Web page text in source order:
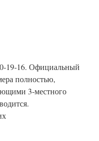
19-16. Официальный
полностью,
3-местного